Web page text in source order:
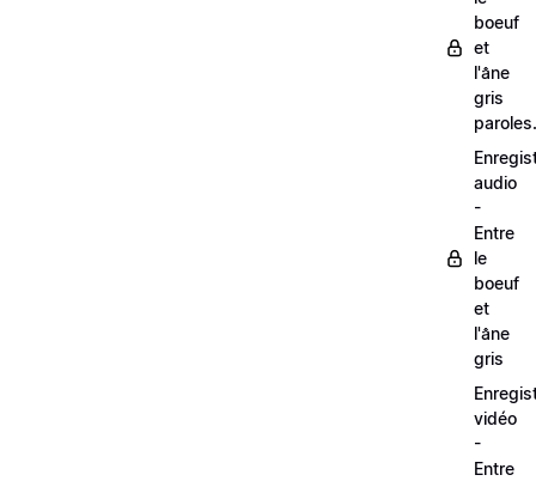
boeuf
et
l'âne
gris
audio
-
Entre
le
boeuf
et
l'âne
gris
vidéo
-
Entre